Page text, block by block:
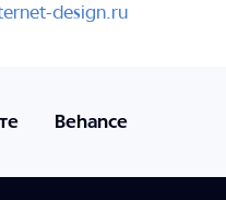
design.ru
Behance